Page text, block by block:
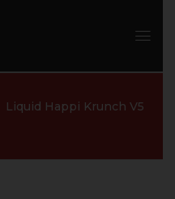
Liquid Happi Krunch V5